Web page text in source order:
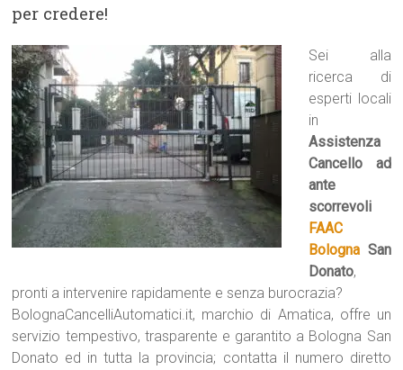
per credere!
Sei alla
ricerca di
esperti locali
in
Assistenza
Cancello ad
ante
scorrevoli
FAAC
Bologna San
Donato,
pronti a intervenire rapidamente e senza burocrazia?
BolognaCancelliAutomatici.it, marchio di Amatica, offre un
servizio tempestivo, trasparente e garantito a Bologna San
Donato ed in tutta la provincia; contatta il numero diretto